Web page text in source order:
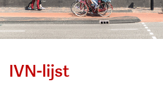
IVN-lijst